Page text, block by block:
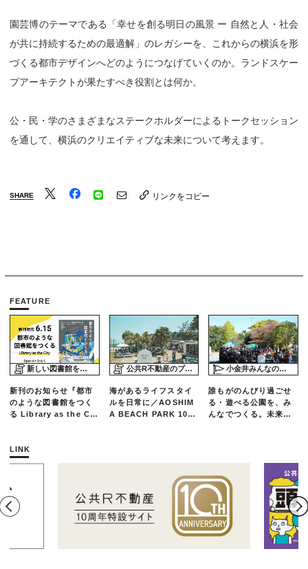
園芸博のテーマである「幸せを創る明日の風景 ー 自然と人・社会
が共に持続するための最適解」のレガシーを、これからの横浜を形
づくる都市デザインへどのようにつなげていくのか。ランドスケー
プアーキテクトが果たすべき役割とは何か。
公・民・学のさまざまなステークホルダーによるトークセッション
を通して、横浜のクリエイティブな未来について考えます。
SHARE リンクをコピー
FEATURE
新しい図書館をめぐる旅
新刊のお知らせ『都市
のような図書館をつく
る Library as the Cit
公共R不動産のプロジェクトスタディ
海があるライフスタイ
ルを日常に／AOSHIM
A BEACH PARK 10年
小金井みんなの公園プロジェクト「play here」
誰もがのんびり過ごせ
る・遊べる公園を、み
んなでつくる。未来の
LINK